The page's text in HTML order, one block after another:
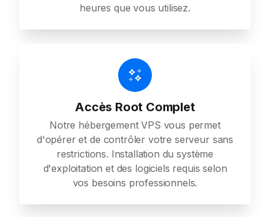
heures que vous utilisez.
Accès Root Complet
Notre hébergement VPS vous permet
d'opérer et de contrôler votre serveur sans
restrictions. Installation du système
d'exploitation et des logiciels requis selon
vos besoins professionnels.